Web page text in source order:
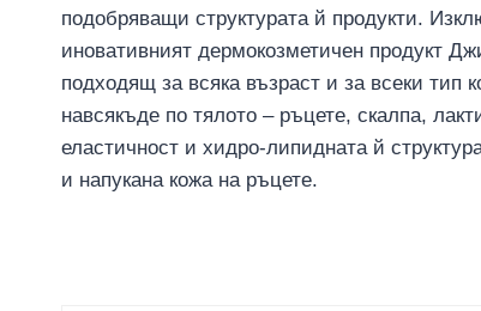
подобряващи структурата й продукти.
иновативният дермокозметичен продукт
подходящ за всяка възраст и за всеки
навсякъде по тялото – ръцете, скалпа,
еластичност и хидро-липидната й
и напукана кожа на ръцете.